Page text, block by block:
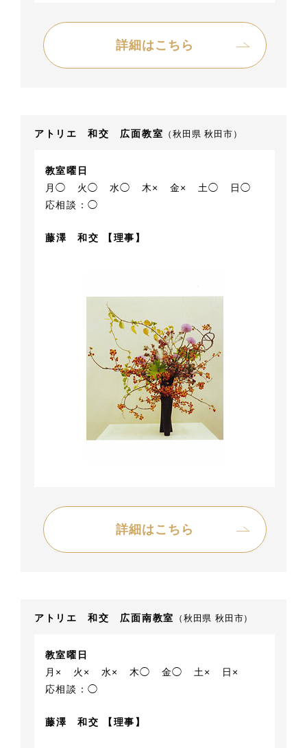
詳細はこちら
アトリエ 和交 広面教室 （秋田県 秋田市）
教室曜日
月◯
火◯ 水◯ 木× 金× 土◯
日◯
応相談：◯
藤澤 和交 【理事】
詳細はこちら
アトリエ 和交 広面南教室 （秋田県 秋田市）
教室曜日
月×
火× 水× 木◯ 金◯ 土×
日×
応相談：◯
藤澤 和交 【理事】